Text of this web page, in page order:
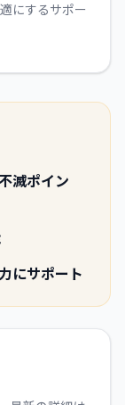
にするサポー
滅ポイン
にサポート